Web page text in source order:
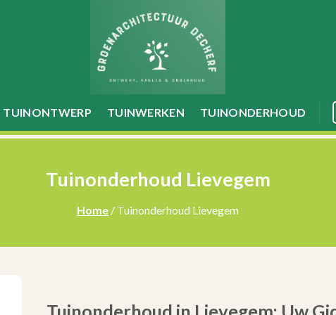
TUINONTWERP TUINWERKEN TUINONDERHOUD
Tuinonderhoud Lievegem
Home / Tuinonderhoud Lievegem
Tuinonderhoud in Lievegem: Uw